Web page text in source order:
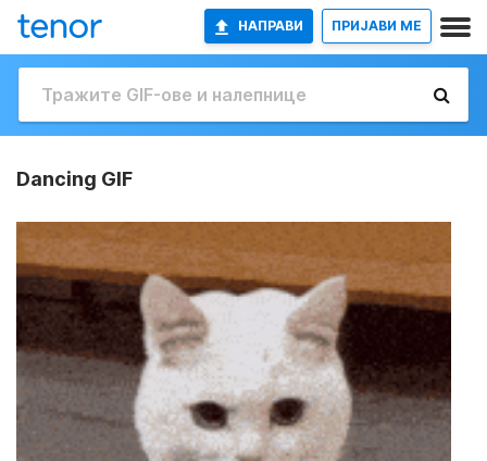
НАПРАВИ ПРИЈАВИ МЕ
Dancing GIF